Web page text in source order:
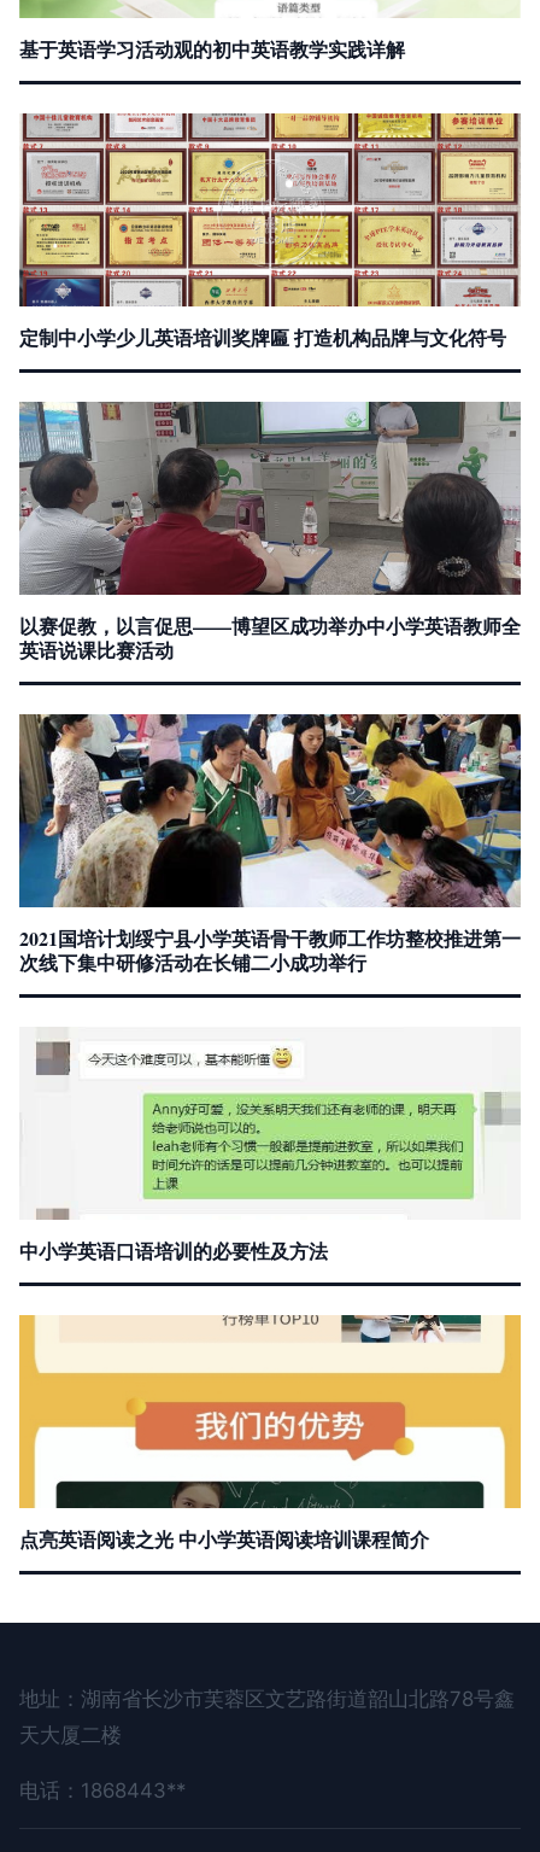
基于英语学习活动观的初中英语教学实践详解
定制中小学少儿英语培训奖牌匾 打造机构品牌与文化符号
以赛促教，以言促思——博望区成功举办中小学英语教师全
英语说课比赛活动
2021国培计划绥宁县小学英语骨干教师工作坊整校推进第一
次线下集中研修活动在长铺二小成功举行
中小学英语口语培训的必要性及方法
点亮英语阅读之光 中小学英语阅读培训课程简介
地址：湖南省长沙市芙蓉区文艺路街道韶山北路78号鑫
天大厦二楼
电话：1868443**